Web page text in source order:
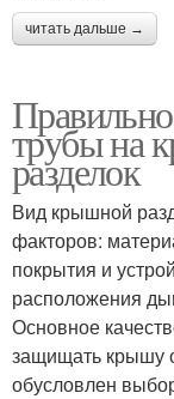
читать дальше →
трубы на
разделок
Вид крышной
факторов:
покрытия и
расположения
Основное
защищать крышу
обусловлен